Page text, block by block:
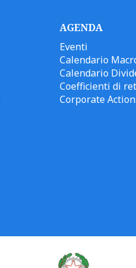
AGENDA
Eventi
Calendario
Calendario
Coefficienti di
Corporate